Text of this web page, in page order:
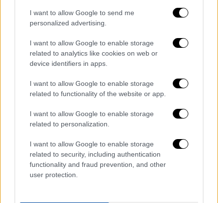
I want to allow Google to send me
personalized advertising.
I want to allow Google to enable storage
related to analytics like cookies on web or
device identifiers in apps.
I want to allow Google to enable storage
related to functionality of the website or app.
I want to allow Google to enable storage
related to personalization.
I want to allow Google to enable storage
related to security, including authentication
functionality and fraud prevention, and other
user protection.
Κεντρικό...|06.08.2026 20:05
Κεντρικό δελτίο ειδήσεων 06/08/2026
Μεσημεριανό...|06.08.2026 14:43